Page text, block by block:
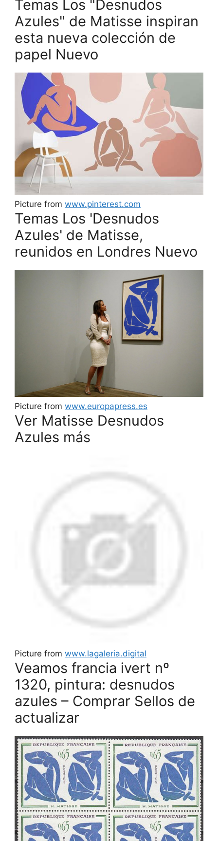
Temas Los "Desnudos
Azules" de Matisse inspiran
esta nueva colección de
papel Nuevo
Picture from www.pinterest.com
Temas Los 'Desnudos
Azules' de Matisse,
reunidos en Londres Nuevo
Picture from www.europapress.es
Ver Matisse Desnudos
Azules más
Picture from www.lagaleria.digital
Veamos francia ivert nº
1320, pintura: desnudos
azules – Comprar Sellos de
actualizar